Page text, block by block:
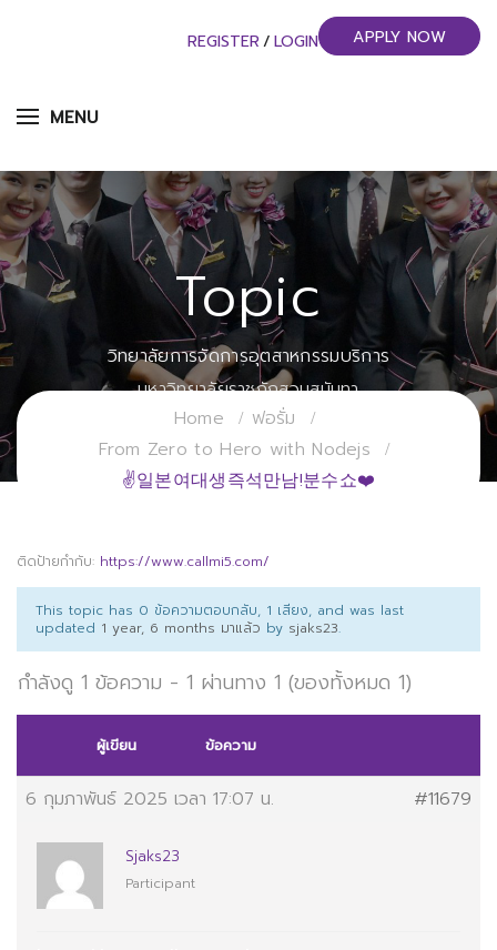
MENU
REGISTER / LOGIN APPLY NOW
Topic
วิทยาลัยการจัดการอุตสาหกรรมบริการ
มหาวิทยาลัยราชภัฏสวนสุนันทา
Home
ฟอรั่ม
From Zero to Hero with Nodejs
✌일본여대생즉석만남!분수쇼❤️
ติดป้ายกำกับ: https://www.callmi5.com/
This topic has 0 ข้อความตอบกลับ, 1 เสียง, and was last
updated 1 year, 6 months มาแล้ว by sjaks23.
กำลังดู 1 ข้อความ - 1 ผ่านทาง 1 (ของทั้งหมด 1)
ผู้เขียน ข้อความ
6 กุมภาพันธ์ 2025 เวลา 17:07 น. #11679
Sjaks23
Participant